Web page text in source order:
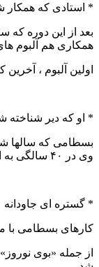
* استادی که همکار
بعد از این دوره
همکاری هم آلبوم
اولین آلبوم ،
* او که دیر شناخته
بسطامی که سالها
وی در ۴۰ سالگی به اوج فعالیت خود رسید و در جمع توانست تنها ۱۴ سال فعالیت حرفه ای ملی داشته باشد که یازده آلبوم حاصل این ایام است.
* گستره ای جاودانه
کارهای بسطامی با
از جمله «بوی